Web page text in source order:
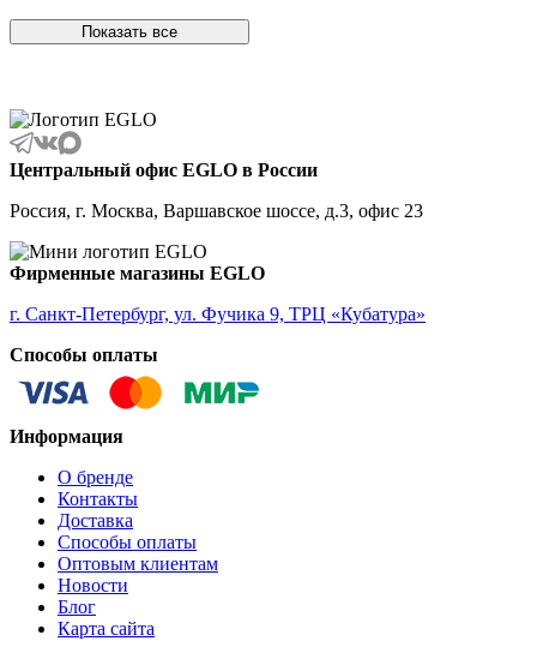
ALBARACCIN
ALCUDIA
ALDERNEY
ALMANZORA
ALMEIDA
ALMEIDA 2
ALMONTE
ALMUDAINA
ALOBRASE
ALSAGER
ALVEZ
AMADORA
AMAKUSA
AMBATOBE
AMBONDRONA
AMBORIALA
AMEZAGA
AMOATSY
AMPITABE
AMSFIELD 1
ANDASIBE
ANJABE
Показать все
Центральный офис EGLO в России
Россия, г. Москва, Варшавское шоссе, д.3, офис 23
Фирменные магазины EGLO
г. Санкт-Петербург, ул. Фучика 9, ТРЦ «Кубатура»
Способы оплаты
Информация
О бренде
Контакты
Доставка
Способы оплаты
Оптовым клиентам
Новости
Блог
Карта сайта